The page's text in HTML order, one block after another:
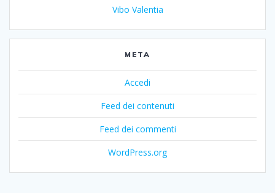
Vibo Valentia
META
Accedi
Feed dei contenuti
Feed dei commenti
WordPress.org